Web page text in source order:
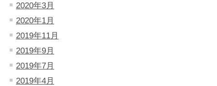
2020年3月
2020年1月
2019年11月
2019年9月
2019年7月
2019年4月